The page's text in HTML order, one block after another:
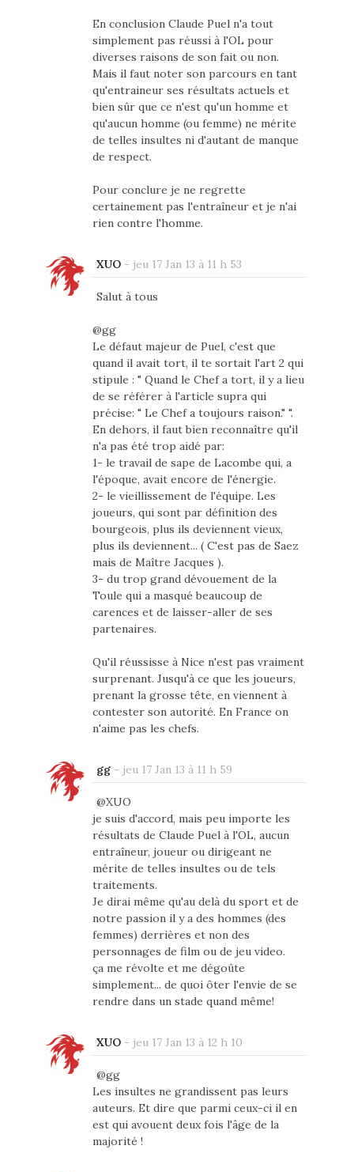
En conclusion Claude Puel n'a tout
simplement pas réussi à l'OL pour
diverses raisons de son fait ou non.
Mais il faut noter son parcours en tant
qu'entraineur ses résultats actuels et
bien sûr que ce n'est qu'un homme et
qu'aucun homme (ou femme) ne mérite
de telles insultes ni d'autant de manque
de respect.
Pour conclure je ne regrette
certainement pas l'entraîneur et je n'ai
rien contre l'homme.
XUO- jeu 17 Jan 13 à 11 h 53
Salut à tous
@gg
Le défaut majeur de Puel, c'est que
quand il avait tort, il te sortait l'art 2 qui
stipule : " Quand le Chef a tort, il y a lieu
de se référer à l'article supra qui
précise: " Le Chef a toujours raison." ".
En dehors, il faut bien reconnaître qu'il
n'a pas été trop aidé par:
1- le travail de sape de Lacombe qui, a
l'époque, avait encore de l'énergie.
2- le vieillissement de l'équipe. Les
joueurs, qui sont par définition des
bourgeois, plus ils deviennent vieux,
plus ils deviennent... ( C'est pas de Saez
mais de Maître Jacques ).
3- du trop grand dévouement de la
Toule qui a masqué beaucoup de
carences et de laisser-aller de ses
partenaires.
Qu'il réussisse à Nice n'est pas vraiment
surprenant. Jusqu'à ce que les joueurs,
prenant la grosse tête, en viennent à
contester son autorité. En France on
n'aime pas les chefs.
gg- jeu 17 Jan 13 à 11 h 59
@XUO
je suis d'accord, mais peu importe les
résultats de Claude Puel à l'OL, aucun
entraîneur, joueur ou dirigeant ne
mérite de telles insultes ou de tels
traitements.
Je dirai même qu'au delà du sport et de
notre passion il y a des hommes (des
femmes) derrières et non des
personnages de film ou de jeu video.
ça me révolte et me dégoûte
simplement... de quoi ôter l'envie de se
rendre dans un stade quand même!
XUO- jeu 17 Jan 13 à 12 h 10
@gg
Les insultes ne grandissent pas leurs
auteurs. Et dire que parmi ceux-ci il en
est qui avouent deux fois l'âge de la
majorité !